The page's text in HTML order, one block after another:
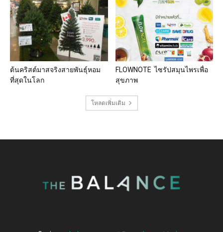
ต้นคริสต์มาสจริงสายพันธุ์หอม
ที่สุดในโลก
FLOWNOTE ไซรัปสมุนไพรเพื่อ
สุขภาพ
โหลดเพิ่มเติม